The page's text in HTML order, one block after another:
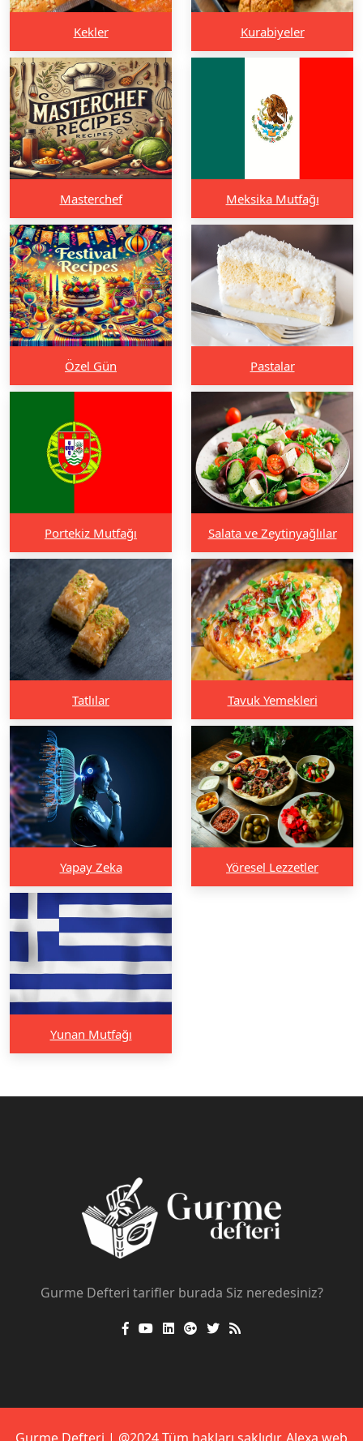
Kekler Kurabiyeler
Masterchef Meksika Mutfağı
Özel Gün Pastalar
Portekiz Mutfağı Salata ve Zeytinyağlılar
Tatlılar Tavuk Yemekleri
Yapay Zeka Yöresel Lezzetler
Yunan Mutfağı
Gurme Defteri tarifler burada Siz neredesiniz?
Gurme Defteri | @2024 Tüm hakları saklıdır. Alexa web